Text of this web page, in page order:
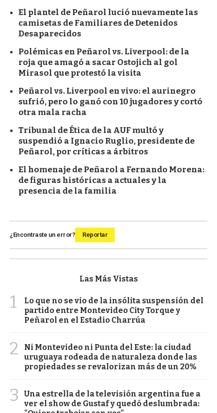
El plantel de Peñarol lució nuevamente las
camisetas de Familiares de Detenidos
Desaparecidos
Polémicas en Peñarol vs. Liverpool: de la
roja que amagó a sacar Ostojich al gol
Mirasol que protestó la visita
Peñarol vs. Liverpool en vivo: el aurinegro
sufrió, pero lo ganó con 10 jugadores y cortó
otra mala racha
Tribunal de Ética de la AUF multó y
suspendió a Ignacio Ruglio, presidente de
Peñarol, por críticas a árbitros
El homenaje de Peñarol a Fernando Morena:
de figuras históricas a actuales y la
presencia de la familia
¿Encontraste un error? Reportar
Las Más Vistas
1
Lo que no se vio de la insólita suspensión del
partido entre Montevideo City Torque y
Peñarol en el Estadio Charrúa
2
Ni Montevideo ni Punta del Este: la ciudad
uruguaya rodeada de naturaleza donde las
propiedades se revalorizan más de un 20%
3
Una estrella de la televisión argentina fue a
ver el show de Gustaf y quedó deslumbrada: